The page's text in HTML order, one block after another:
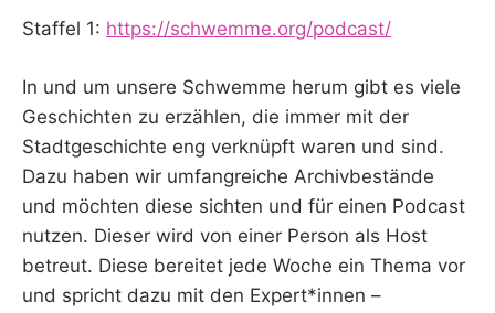
Staffel 1: https://schwemme.org/podcast/
In und um unsere Schwemme herum gibt es viele
Geschichten zu erzählen, die immer mit der
Stadtgeschichte eng verknüpft waren und sind.
Dazu haben wir umfangreiche Archivbestände
und möchten diese sichten und für einen Podcast
nutzen. Dieser wird von einer Person als Host
betreut. Diese bereitet jede Woche ein Thema vor
und spricht dazu mit den Expert*innen –